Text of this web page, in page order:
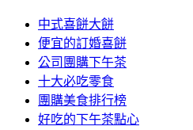
中式喜餅大餅
便宜的訂婚喜餅
公司團購下午茶
十大必吃零食
團購美食排行榜
好吃的下午茶點心